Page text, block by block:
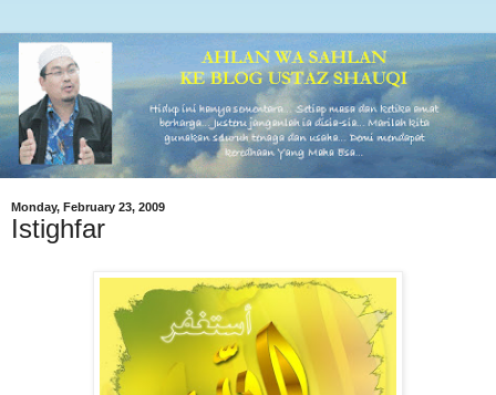
Monday, February 23, 2009
Istighfar